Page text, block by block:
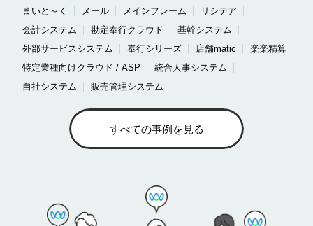
まいと～く
メール メインフレーム
リシテア
会計システム
勘定奉行クラウド
基幹システム
外部サービスシステム
奉行シリーズ 店舗matic
楽楽精算
特定業種向けクラウド / ASP
統合人事システム
自社システム
販売管理システム
すべての事例を見る